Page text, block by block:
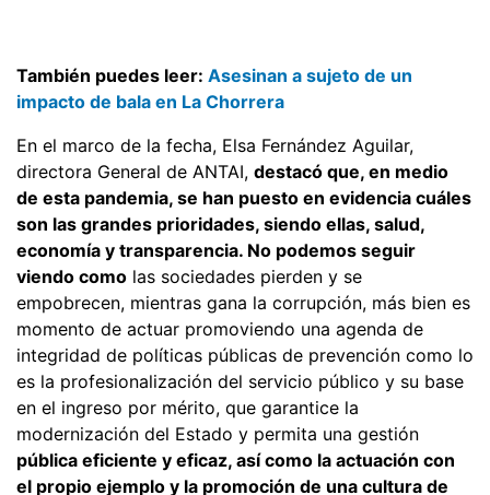
También puedes leer: Asesinan a sujeto de un
impacto de bala en La Chorrera
En el marco de la fecha, Elsa Fernández Aguilar,
directora General de ANTAI, destacó que, en medio
de esta pandemia, se han puesto en evidencia cuáles
son las grandes prioridades, siendo ellas, salud,
economía y transparencia. No podemos seguir
viendo como las sociedades pierden y se
empobrecen, mientras gana la corrupción, más bien es
momento de actuar promoviendo una agenda de
integridad de políticas públicas de prevención como lo
es la profesionalización del servicio público y su base
en el ingreso por mérito, que garantice la
modernización del Estado y permita una gestión
pública eficiente y eficaz, así como la actuación con
el propio ejemplo y la promoción de una cultura de